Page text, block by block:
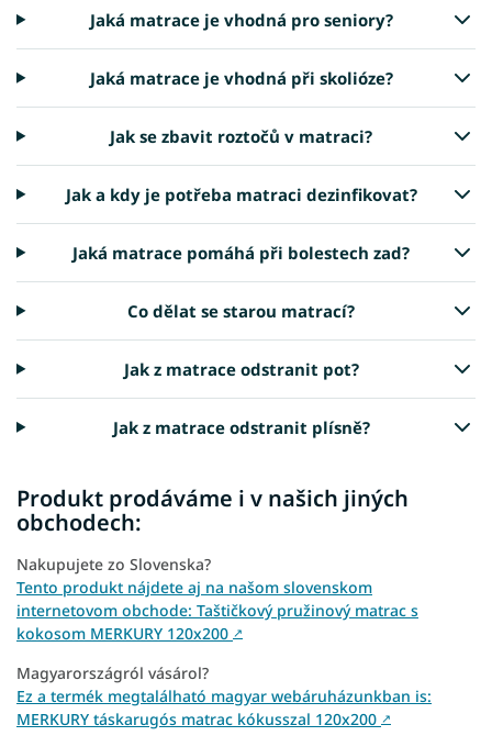
Jaká matrace je vhodná pro seniory?
Jaká matrace je vhodná při skolióze?
Jak se zbavit roztočů v matraci?
Jak a kdy je potřeba matraci dezinfikovat?
Jaká matrace pomáhá při bolestech zad?
Co dělat se starou matrací?
Jak z matrace odstranit pot?
Jak z matrace odstranit plísně?
Produkt prodáváme i v našich jiných
obchodech:
Nakupujete zo Slovenska?
Tento produkt nájdete aj na našom slovenskom
internetovom obchode: Taštičkový pružinový matrac s
kokosom MERKURY 120x200 ↗
Magyarországról vásárol?
Ez a termék megtalálható magyar webáruházunkban is:
MERKURY táskarugós matrac kókusszal 120x200 ↗